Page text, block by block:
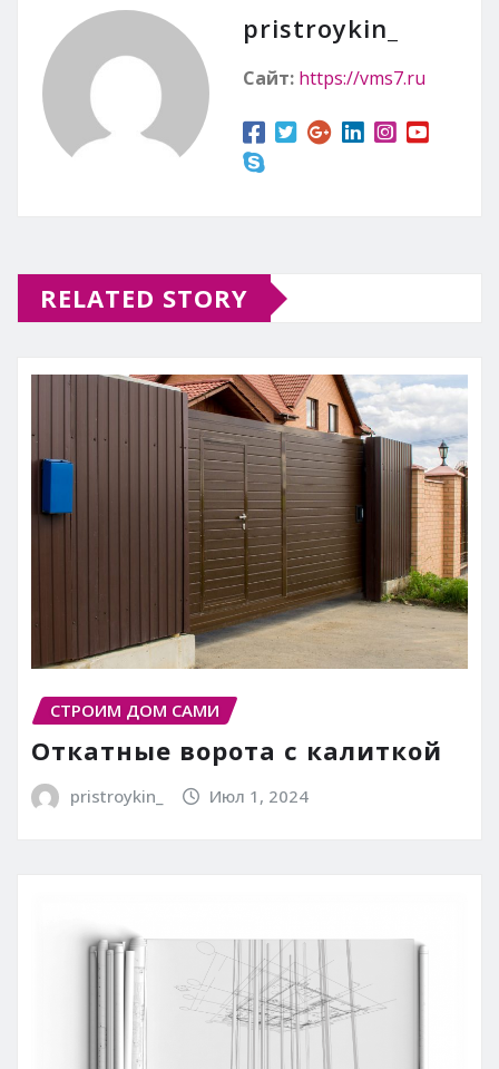
pristroykin_
Сайт: https://vms7.ru
RELATED STORY
СТРОИМ ДОМ САМИ
Откатные ворота с калиткой
pristroykin_ Июл 1, 2024